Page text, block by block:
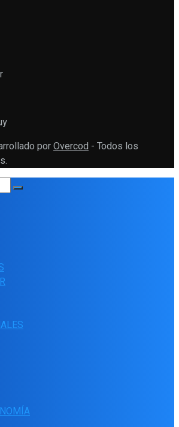
porOvercod - Todos los